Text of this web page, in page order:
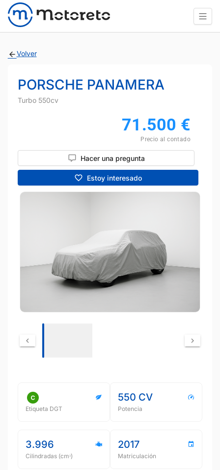
Volver
PORSCHE PANAMERA
Turbo 550cv
71.500 €
Precio al contado
Hacer una pregunta
Estoy interesado
Etiqueta DGT
550 CV
Potencia
3.996
Cilindradas (cmᵌ)
2017
Matriculación